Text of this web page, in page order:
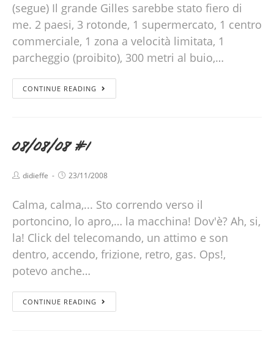
(segue) Il grande Gilles sarebbe stato fiero di
me. 2 paesi, 3 rotonde, 1 supermercato, 1 centro
commerciale, 1 zona a velocità limitata, 1
parcheggio (proibito), 300 metri al buio,…
CONTINUE READING
08/08/08 #1
didieffe 23/11/2008
Calma, calma,... Sto correndo verso il
portoncino, lo apro,… la macchina! Dov'è? Ah, si,
la! Click del telecomando, un attimo e son
dentro, accendo, frizione, retro, gas. Ops!,
potevo anche…
CONTINUE READING